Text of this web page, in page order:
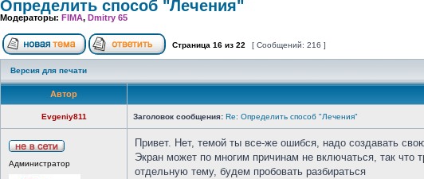
Определить способ "Лечения"
Модераторы: FIMA, Dmitry 65
Страница 16 из 22 [ Сообщений: 216 ]
Версия для печати
Автор
Evgeniy811 Заголовок сообщения: Re: Определить способ "Лечения"
Администратор
Привет. Нет, темой ты все-же ошибся, надо создавать
Экран может по многим причинам не включаться, так что
отдельную тему, будем пробовать разбираться